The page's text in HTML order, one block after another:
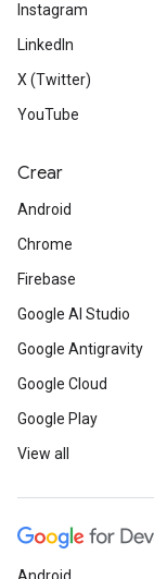
Instagram
LinkedIn
X (Twitter)
YouTube
Crear
Android
Chrome
Firebase
Google AI Studio
Google Antigravity
Google Cloud
Google Play
View all